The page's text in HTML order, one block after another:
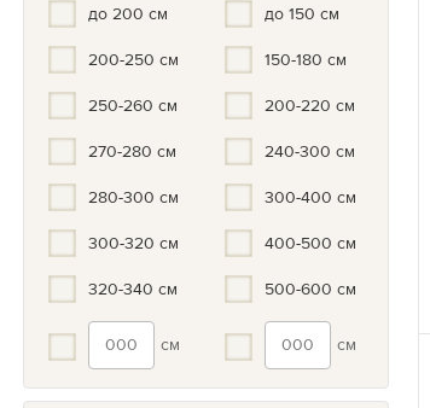
до 200 см
200-250 см
250-260 см
270-280 см
280-300 см
300-320 см
320-340 см
см
до 150 см
150-180 см
200-220 см
240-300 см
300-400 см
400-500 см
500-600 см
см